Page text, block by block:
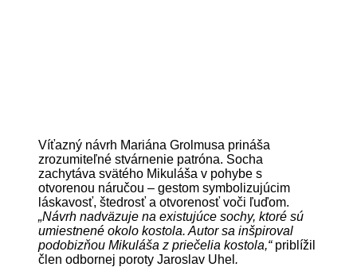
Víťazný návrh Mariána Grolmusa prináša
zrozumiteľné stvárnenie patróna. Socha
zachytáva svätého Mikuláša v pohybe s
otvorenou náručou – gestom symbolizujúcim
láskavosť, štedrosť a otvorenosť voči ľuďom.
„Návrh nadväzuje na existujúce sochy, ktoré sú
umiestnené okolo kostola. Autor sa inšpiroval
podobizňou Mikuláša z priečelia kostola,“ priblížil
člen odbornej poroty Jaroslav Uhel .